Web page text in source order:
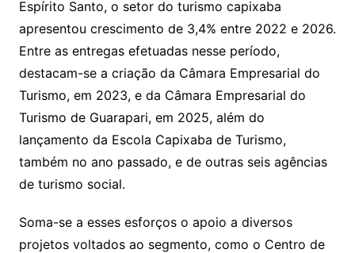
Espírito Santo, o setor do turismo capixaba
apresentou crescimento de 3,4% entre 2022 e 2026.
Entre as entregas efetuadas nesse período,
destacam-se a criação da Câmara Empresarial do
Turismo, em 2023, e da Câmara Empresarial do
Turismo de Guarapari, em 2025, além do
lançamento da Escola Capixaba de Turismo,
também no ano passado, e de outras seis agências
de turismo social.
Soma-se a esses esforços o apoio a diversos
projetos voltados ao segmento, como o Centro de